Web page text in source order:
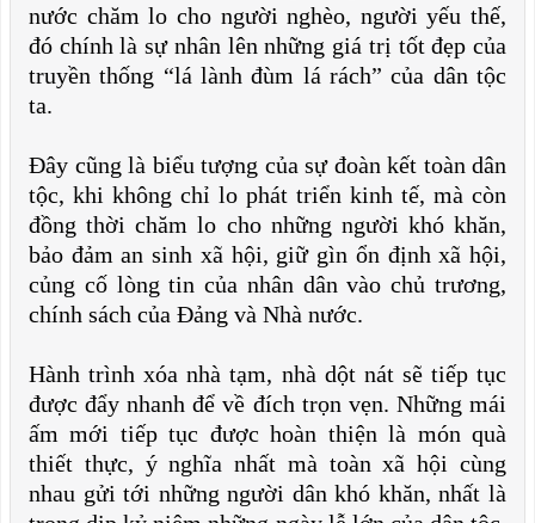
nước chăm lo cho người nghèo, người yếu thế,
đó chính là sự nhân lên những giá trị tốt đẹp của
truyền thống “lá lành đùm lá rách” của dân tộc
ta.
Đây cũng là biểu tượng của sự đoàn kết toàn dân
tộc, khi không chỉ lo phát triển kinh tế, mà còn
đồng thời chăm lo cho những người khó khăn,
bảo đảm an sinh xã hội, giữ gìn ổn định xã hội,
củng cố lòng tin của nhân dân vào chủ trương,
chính sách của Đảng và Nhà nước.
Hành trình xóa nhà tạm, nhà dột nát sẽ tiếp tục
được đẩy nhanh để về đích trọn vẹn. Những mái
ấm mới tiếp tục được hoàn thiện là món quà
thiết thực, ý nghĩa nhất mà toàn xã hội cùng
nhau gửi tới những người dân khó khăn, nhất là